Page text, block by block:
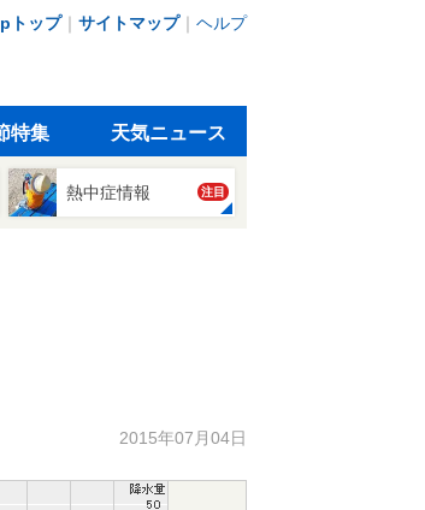
トップ｜ サイトマップ｜ ヘルプ
特集 天気ニュース
熱中症情報 注目
2015年07月04日